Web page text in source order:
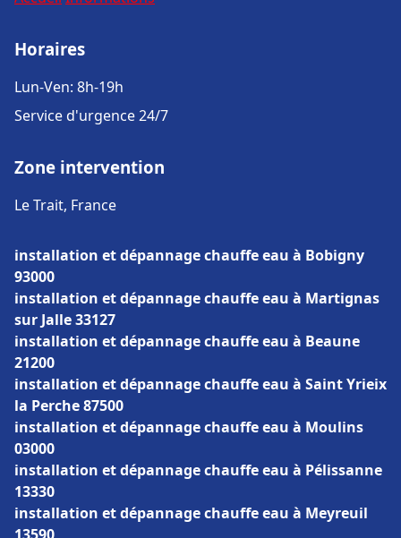
Horaires
Lun-Ven: 8h-19h
Service d'urgence 24/7
Zone intervention
Le Trait, France
installation et dépannage chauffe eau à Bobigny
93000
installation et dépannage chauffe eau à Martignas
sur Jalle 33127
installation et dépannage chauffe eau à Beaune
21200
installation et dépannage chauffe eau à Saint Yrieix
la Perche 87500
installation et dépannage chauffe eau à Moulins
03000
installation et dépannage chauffe eau à Pélissanne
13330
installation et dépannage chauffe eau à Meyreuil